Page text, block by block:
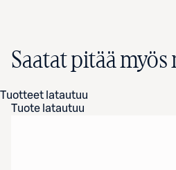
Saatat pitää myös
Tuotteet latautuu
Tuote latautuu